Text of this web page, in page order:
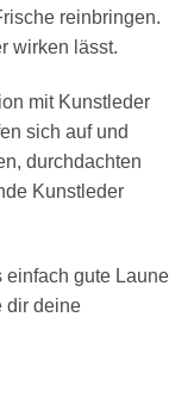
reinbringen.
wirken lässt.
mit Kunstleder
sich auf und
durchdachten
Kunstleder
einfach gute Laune
dir deine